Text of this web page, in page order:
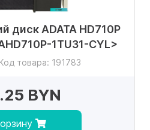
диск ADATA HD710P
1TU31-CYL>
Код товара: 191783
BYN